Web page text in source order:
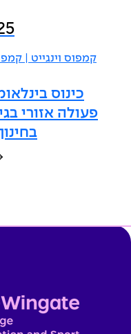
קמפוס וינגייט |
כינוס
פעולה אזורי